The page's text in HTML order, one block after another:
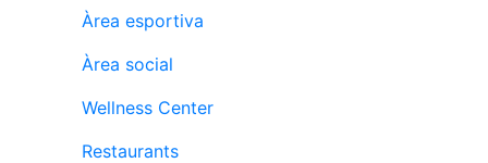
Àrea esportiva
Àrea social
Wellness Center
Restaurants